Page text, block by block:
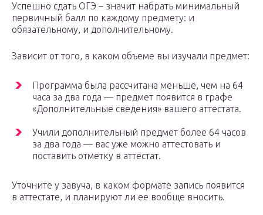
Успешно сдать ОГЭ – значит набрать минимальный
первичный балл по каждому предмету: и
обязательному, и дополнительному.
Зависит от того, в каком объеме вы изучали предмет:
Программа была рассчитана меньше, чем на 64
часа за два года — предмет появится в графе
«Дополнительные сведения» вашего аттестата.
Учили дополнительный предмет более 64 часов
за два года — вас уже можно аттестовать и
поставить отметку в аттестат.
Уточните у завуча, в каком формате запись появится
в аттестате, и планируют ли ее вообще вносить.